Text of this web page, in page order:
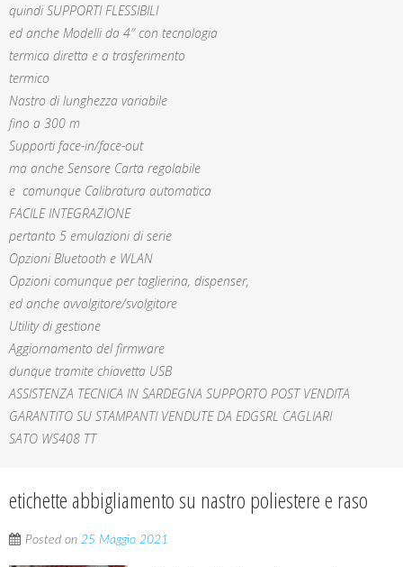
quindi SUPPORTI FLESSIBILI
ed anche Modelli da 4″ con tecnologia
termica diretta e a trasferimento
termico
Nastro di lunghezza variabile
fino a 300 m
Supporti face-in/face-out
ma anche Sensore Carta regolabile
e comunque Calibratura automatica
FACILE INTEGRAZIONE
pertanto 5 emulazioni di serie
Opzioni Bluetooth e WLAN
Opzioni comunque per taglierina, dispenser,
ed anche avvolgitore/svolgitore
Utility di gestione
Aggiornamento del firmware
dunque tramite chiavetta USB
ASSISTENZA TECNICA IN SARDEGNA SUPPORTO POST VENDITA
GARANTITO SU STAMPANTI VENDUTE DA EDGSRL CAGLIARI
SATO WS408 TT
etichette abbigliamento su nastro poliestere e raso
Posted on 25 Maggio 2021